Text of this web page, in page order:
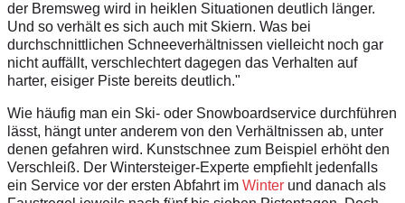
der Bremsweg wird in heiklen Situationen deutlich länger.
Und so verhält es sich auch mit Skiern. Was bei
durchschnittlichen Schneeverhältnissen vielleicht noch gar
nicht auffällt, verschlechtert dagegen das Verhalten auf
harter, eisiger Piste bereits deutlich."
Wie häufig man ein Ski- oder Snowboardservice durchführen
lässt, hängt unter anderem von den Verhältnissen ab, unter
denen gefahren wird. Kunstschnee zum Beispiel erhöht den
Verschleiß. Der Wintersteiger-Experte empfiehlt jedenfalls
ein Service vor der ersten Abfahrt im Winter und danach als